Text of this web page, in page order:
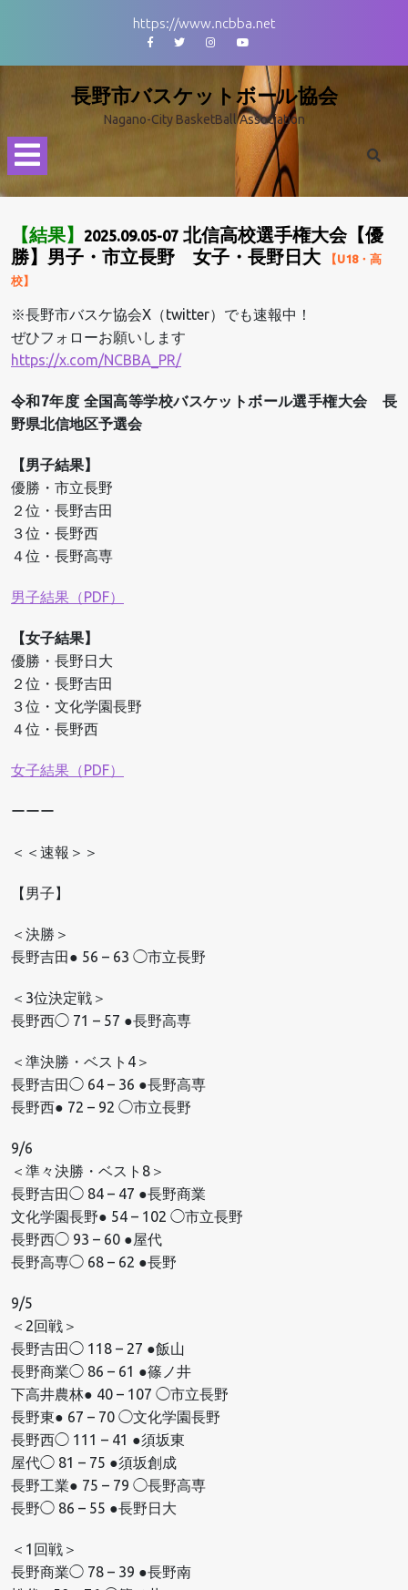
https://www.ncbba.net
FacebookTwitterInstagram
長野市バスケットボール協会
Nagano-City BasketBall Association
Open
Menu
【結果】 2025.09.05-07 北信高校選手権大会【優
勝】男子・市立長野 女子・長野日大
【U18・高
校】
※長野市バスケ協会X（twitter）でも速報中！
ぜひフォローお願いします
https://x.com/NCBBA_PR/
令和7年度 全国高等学校バスケットボール選手権大会 長
野県北信地区予選会
【男子結果】
優勝・市立長野
２位・長野吉田
３位・長野西
４位・長野高専
男子結果（PDF）
【女子結果】
優勝・長野日大
２位・長野吉田
３位・文化学園長野
４位・長野西
女子結果（PDF）
ーーー
＜＜速報＞＞
【男子】
＜決勝＞
長野吉田● 56 – 63 ◯市立長野
＜3位決定戦＞
長野西◯ 71 – 57 ●長野高専
＜準決勝・ベスト4＞
長野吉田◯ 64 – 36 ●長野高専
長野西● 72 – 92 ◯市立長野
9/6
＜準々決勝・ベスト8＞
長野吉田◯ 84 – 47 ●長野商業
文化学園長野● 54 – 102 ◯市立長野
長野西◯ 93 – 60 ●屋代
長野高専◯ 68 – 62 ●長野
9/5
＜2回戦＞
長野吉田◯ 118 – 27 ●飯山
長野商業◯ 86 – 61 ●篠ノ井
下高井農林● 40 – 107 ◯市立長野
長野東● 67 – 70 ◯文化学園長野
長野西◯ 111 – 41 ●須坂東
屋代◯ 81 – 75 ●須坂創成
長野工業● 75 – 79 ◯長野高専
長野◯ 86 – 55 ●長野日大
＜1回戦＞
長野商業◯ 78 – 39 ●長野南